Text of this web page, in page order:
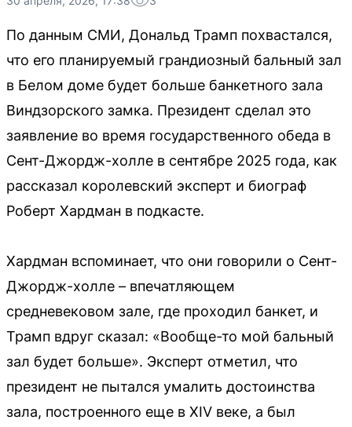
По данным СМИ, Дональд Трамп похвастался,
что его планируемый грандиозный бальный зал
в Белом доме будет больше банкетного зала
Виндзорского замка. Президент сделал это
заявление во время государственного обеда в
Сент-Джордж-холле в сентябре 2025 года, как
рассказал королевский эксперт и биограф
Роберт Хардман в подкасте.
Хардман вспоминает, что они говорили о Сент-
Джордж-холле – впечатляющем
средневековом зале, где проходил банкет, и
Трамп вдруг сказал: «Вообще-то мой бальный
зал будет больше». Эксперт отметил, что
президент не пытался умалить достоинства
зала, построенного еще в XIV веке, а был